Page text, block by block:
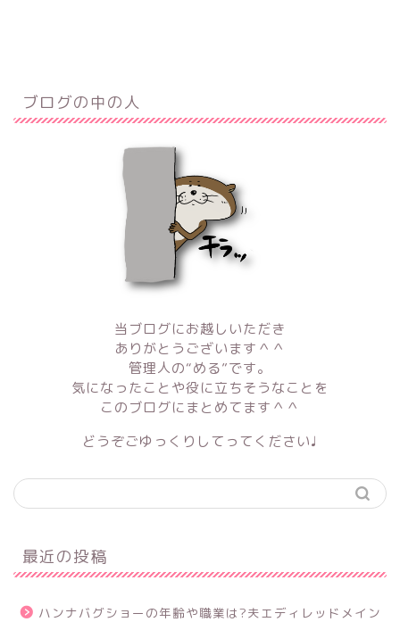
ブログの中の人
当ブログにお越しいただき
ありがとうございます＾＾
管理人の“める”です。
気になったことや役に立ちそうなことを
このブログにまとめてます＾＾
どうぞごゆっくりしてってください♩
最近の投稿
ハンナバグショーの年齢や職業は?夫エディレッドメイン